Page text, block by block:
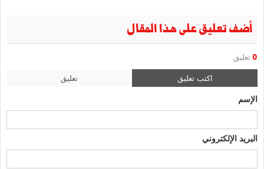
أضف تعليق على هذا المقال
0 تعليق
اكتب تعليق تعليق
الإسم
البريد الإلكتروني